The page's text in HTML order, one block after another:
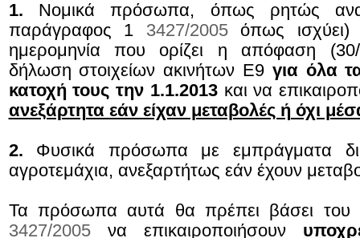
1. Νομικά πρόσωπα, όπως ρητώς
παράγραφος 1 3427/2005όπως ισχύει)
ημερομηνία που ορίζει η απόφαση
δήλωση στοιχείων ακινήτων Ε9για όλα
κατοχή τους την 1.1.2013και να
ανεξάρτητα εάν είχαν μεταβολές ή όχι
2. Φυσικά πρόσωπα με εμπράγματα
αγροτεμάχια, ανεξαρτήτως εάν έχουν
Τα πρόσωπα αυτά θα πρέπει βάσει του
3427/2005να επικαιροποιήσουν